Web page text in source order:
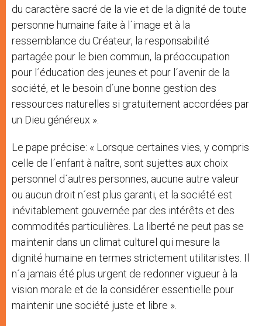
du caractère sacré de la vie et de la dignité de toute
personne humaine faite à l´image et à la
ressemblance du Créateur, la responsabilité
partagée pour le bien commun, la préoccupation
pour l´éducation des jeunes et pour l´avenir de la
société, et le besoin d´une bonne gestion des
ressources naturelles si gratuitement accordées par
un Dieu généreux ».
Le pape précise: « Lorsque certaines vies, y compris
celle de l´enfant à naître, sont sujettes aux choix
personnel d´autres personnes, aucune autre valeur
ou aucun droit n´est plus garanti, et la société est
inévitablement gouvernée par des intérêts et des
commodités particulières. La liberté ne peut pas se
maintenir dans un climat culturel qui mesure la
dignité humaine en termes strictement utilitaristes. Il
n´a jamais été plus urgent de redonner vigueur à la
vision morale et de la considérer essentielle pour
maintenir une société juste et libre ».